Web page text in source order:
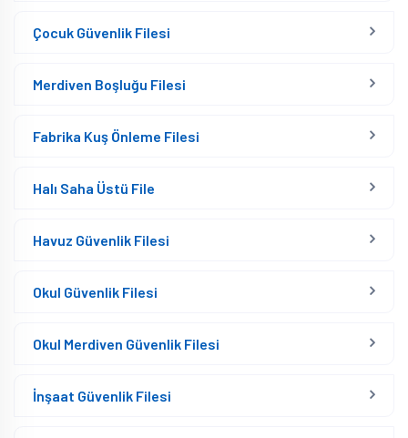
Çocuk Güvenlik Filesi
Merdiven Boşluğu Filesi
Fabrika Kuş Önleme Filesi
Halı Saha Üstü File
Havuz Güvenlik Filesi
Okul Güvenlik Filesi
Okul Merdiven Güvenlik Filesi
İnşaat Güvenlik Filesi